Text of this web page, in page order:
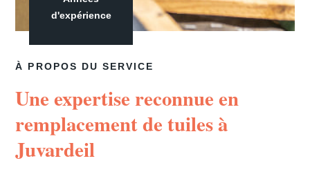
À PROPOS DU SERVICE
Une expertise reconnue en
remplacement de tuiles à
Juvardeil
d'expérience